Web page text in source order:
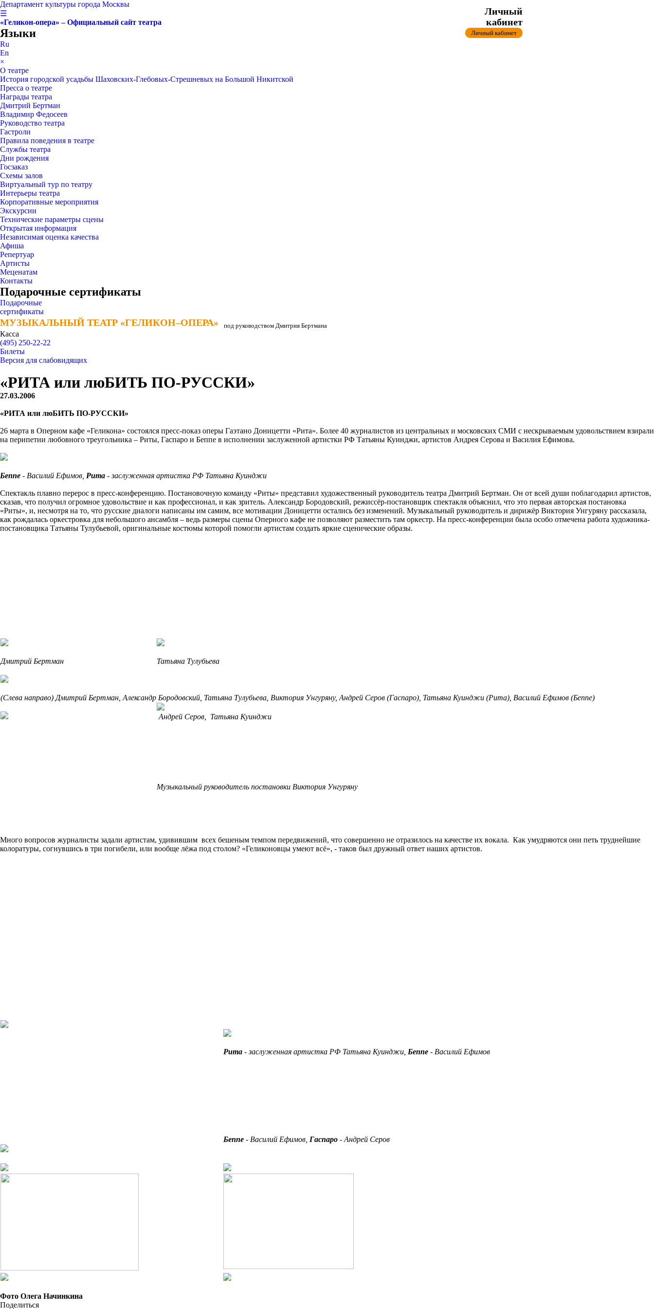
Департамент культуры города Москвы
☰
«Геликон-опера» – Официальный сайт театра
Языки
Ru
En
×
О театре
История городской усадьбы Шаховских-Глебовых-Стрешневых на Большой Никитской
Пресса о театре
Награды театра
Дмитрий Бертман
Владимир Федосеев
Руководство театра
Гастроли
Правила поведения в театре
Службы театра
Дни рождения
Госзаказ
Схемы залов
Виртуальный тур по театру
Интерьеры театра
Корпоративные мероприятия
Экскурсии
Технические параметры сцены
Открытая информация
Независимая оценка качества
Афиша
Репертуар
Артисты
Меценатам
Контакты
Подарочные сертификаты
Подарочные
сертификаты
МУЗЫКАЛЬНЫЙ ТЕАТР «ГЕЛИКОН–ОПЕРА»
МУЗЫКАЛЬНЫЙ ТЕАТР «ГЕЛИКОН–ОПЕРА» под руководством Дмитрия Бертмана
Касса
(495) 250-22-22
Личный
кабинет
Личный кабинет
Билеты
Версия для слабовидящих
«РИТА или люБИТЬ ПО-РУССКИ»
27.03.2006
«РИТА или люБИТЬ ПО-РУССКИ»
26 марта в Оперном кафе «Геликона» состоялся пресс-показ оперы Гаэтано Доницетти «Рита». Более 40 журналистов из центральных и московских СМИ с нескрываемым удовольствием взирали
на перипетии любовного треугольника – Риты, Гаспаро и Беппе в исполнении заслуженной артистки РФ Татьяны Куинджи, артистов Андрея Серова и Василия Ефимова.
Беппе - Василий Ефимов, Рита - заслуженная артистка РФ Татьяна Куинджи
Спектакль плавно перерос в пресс-конференцию. Постановочную команду «Риты» представил художественный руководитель театра Дмитрий Бертман. Он от всей души поблагодарил артистов,
сказав, что получил огромное удовольствие и как профессионал, и как зритель. Александр Бородовский, режиссёр-постановщик спектакля объяснил, что это первая авторская постановка
«Риты», и, несмотря на то, что русские диалоги написаны им самим, все мотивации Доницетти остались без изменений. Музыкальный руководитель и дирижёр Виктория Унгуряну рассказала,
как рождалась оркестровка для небольшого ансамбля – ведь размеры сцены Оперного кафе не позволяют разместить там оркестр. На пресс-конференции была особо отмечена работа художника-
постановщика Татьяны Тулубьевой, оригинальные костюмы которой помогли артистам создать яркие сценические образы.
Дмитрий Бертман Татьяна Тулубьева
(Слева направо) Дмитрий Бертман, Александр Бородовский, Татьяна Тулубьева, Виктория Унгуряну, Андрей Серов (Гаспаро), Татьяна Куинджи (Рита), Василий Ефимов (Беппе)
Андрей Серов, Татьяна Куинджи
Музыкальный руководитель постановки Виктория Унгуряну
Много вопросов журналисты задали артистам, удивившим всех бешеным темпом передвижений, что совершенно не отразилось на качестве их вокала. Как умудряются они петь труднейшие
колоратуры, согнувшись в три погибели, или вообще лёжа под столом? «Геликоновцы умеют всё», - таков был дружный ответ наших артистов.
Рита - заслуженная артистка РФ Татьяна Куинджи, Беппе - Василий Ефимов
Беппе - Василий Ефимов, Гаспаро - Андрей Серов
Фото Олега Начинкина
Поделиться